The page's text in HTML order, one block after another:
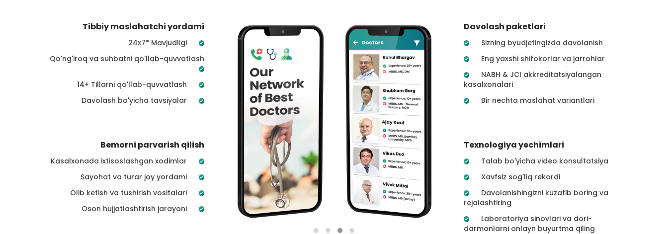
Tibbiy maslahatchi yordami
24x7* Mavjudligi
Qo'ng'iroq va suhbatni qo'llab-quvvatlash
14+ Tillarni qo'llab-quvvatlash
Davolash bo'yicha tavsiyalar
Bemorni parvarish qilish
Kasalxonada ixtisoslashgan xodimlar
Sayohat va turar joy yordami
Olib ketish va tushirish vositalari
Oson hujjatlashtirish jarayoni
Davolash paketlari
Sizning byudjetingizda davolanish
Eng yaxshi shifokorlar va jarrohlar
NABH & JCI akkreditatsiyalangan
kasalxonalari
Bir nechta maslahat variantlari
Texnologiya yechimlari
Talab bo'yicha video konsultatsiya
Xavfsiz sog'liq rekordi
Davolanishingizni kuzatib boring va
rejalashtiring
Laboratoriya sinovlari va dori-
darmonlarni onlayn buyurtma qiling